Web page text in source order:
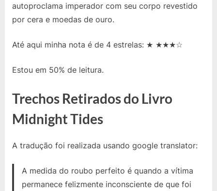
autoproclama imperador com seu corpo revestido
por cera e moedas de ouro.
Até aqui minha nota é de 4 estrelas: ★ ★★★☆
Estou em 50% de leitura.
Trechos Retirados do Livro
Midnight Tides
A tradução foi realizada usando google translator:
A medida do roubo perfeito é quando a vítima
permanece felizmente inconsciente de que foi